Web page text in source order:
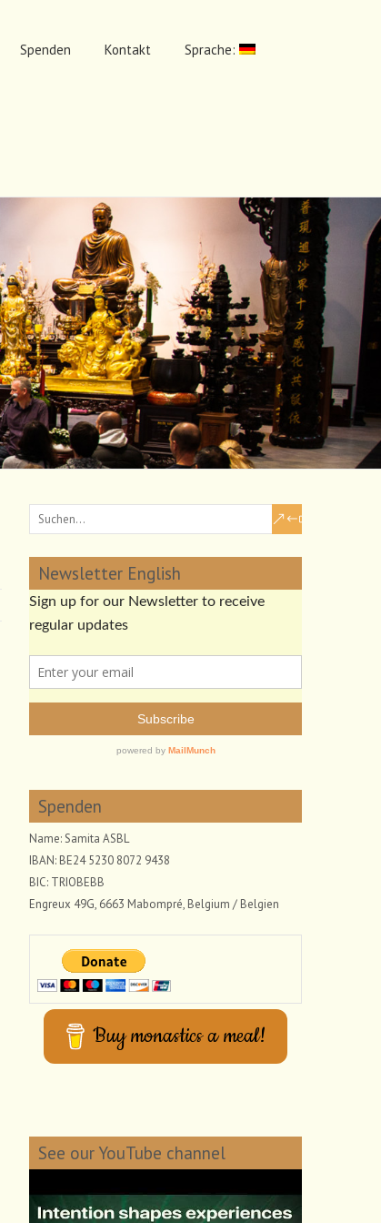
Spenden Kontakt Sprache:
Newsletter English
Spenden
Name: Samita ASBL
IBAN: BE24 5230 8072 9438
BIC: TRIOBEBB
Engreux 49G, 6663 Mabompré, Belgium / Belgien
Buy monastics a meal!
See our YouTube channel